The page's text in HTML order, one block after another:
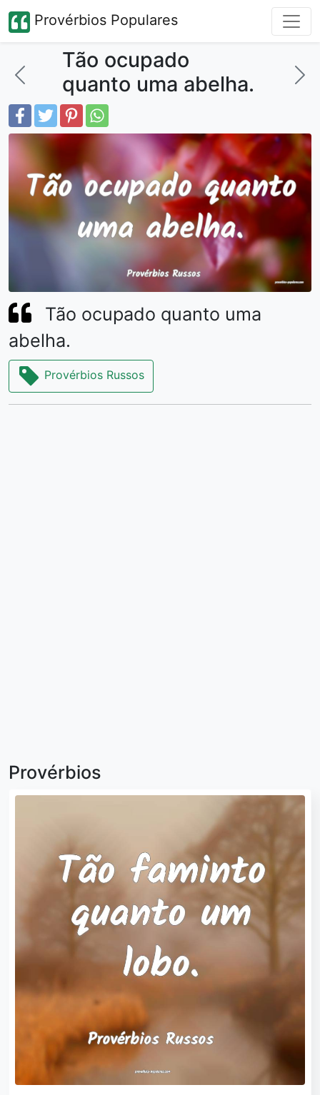
Provérbios Populares
Tão ocupado
quanto uma abelha.
Tão ocupado quanto uma
abelha.
Provérbios Russos
Provérbios